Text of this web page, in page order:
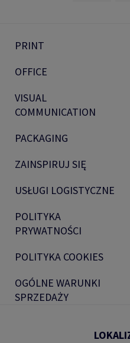
PRINT
OFFICE
VISUAL
COMMUNICATION
PACKAGING
ZAINSPIRUJ SIĘ
USŁUGI LOGISTYCZNE
POLITYKA
PRYWATNOŚCI
POLITYKA COOKIES
OGÓLNE WARUNKI
SPRZEDAŻY